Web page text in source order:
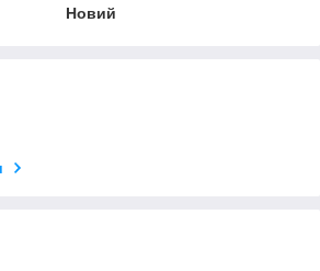
Новий